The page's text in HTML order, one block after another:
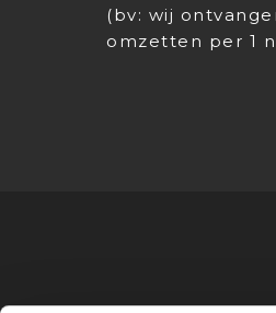
(bv: wij
omzetten per 1